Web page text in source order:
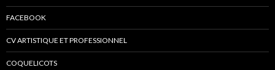
FACEBOOK
CV ARTISTIQUE ET PROFESSIONNEL
COQUELICOTS